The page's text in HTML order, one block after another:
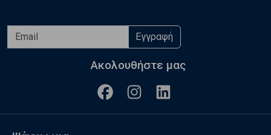
Εγγραφή
Ακολουθήστε μας